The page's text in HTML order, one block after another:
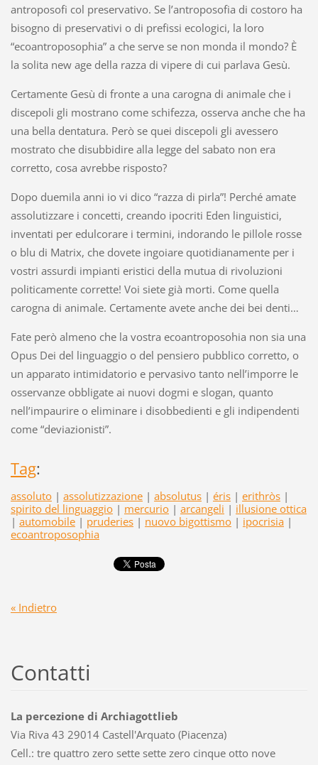
antroposofi col preservativo. Se l’antroposofia di costoro ha
bisogno di preservativi o di prefissi ecologici, la loro
“ecoantroposophia” a che serve se non monda il mondo? È
la solita new age della razza di vipere di cui parlava Gesù.
Certamente Gesù di fronte a una carogna di animale che i
discepoli gli mostrano come schifezza, osserva anche che ha
una bella dentatura. Però se quei discepoli gli avessero
mostrato che disubbidire alla legge del sabato non era
corretto, cosa avrebbe risposto?
Dopo duemila anni io vi dico “razza di pirla”! Perché amate
assolutizzare i concetti, creando ipocriti Eden linguistici,
inventati per edulcorare i termini, indorando le pillole rosse
o blu di Matrix, che dovete ingoiare quotidianamente per i
vostri assurdi impianti eristici della mutua di rivoluzioni
politicamente corrette! Voi siete già morti. Come quella
carogna di animale. Certamente avete anche dei bei denti…
Fate però almeno che la vostra ecoantroposohia non sia una
Opus Dei del linguaggio o del pensiero pubblico corretto, o
un apparato intimidatorio e pervasivo tanto nell’imporre le
osservanze obbligate ai nuovi dogmi e slogan, quanto
nell’impaurire o eliminare i disobbedienti e gli indipendenti
come “deviazionisti”.
Tag:
assoluto | assolutizzazione | absolutus | éris | erithròs |
spirito del linguaggio | mercurio | arcangeli | illusione ottica
| automobile | pruderies | nuovo bigottismo | ipocrisia |
ecoantroposophia
« Indietro
Contatti
La percezione di Archiagottlieb
Via Riva 43 29014 Castell'Arquato (Piacenza)
Cell.: tre quattro zero sette sette zero cinque otto nove